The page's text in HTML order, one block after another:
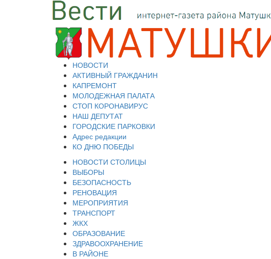
НОВОСТИ
АКТИВНЫЙ ГРАЖДАНИН
КАПРЕМОНТ
МОЛОДЕЖНАЯ ПАЛАТА
СТОП КОРОНАВИРУС
НАШ ДЕПУТАТ
ГОРОДСКИЕ ПАРКОВКИ
Адрес редакции
КО ДНЮ ПОБЕДЫ
НОВОСТИ СТОЛИЦЫ
ВЫБОРЫ
БЕЗОПАСНОСТЬ
РЕНОВАЦИЯ
МЕРОПРИЯТИЯ
ТРАНСПОРТ
ЖКХ
ОБРАЗОВАНИЕ
ЗДРАВООХРАНЕНИЕ
В РАЙОНЕ